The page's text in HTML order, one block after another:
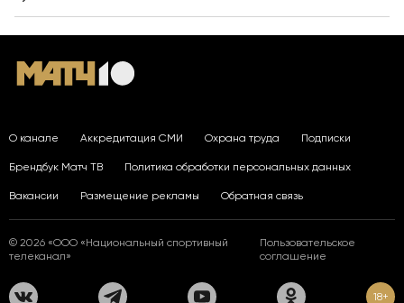
О канале Аккредитация СМИ Охрана труда Подписки
Брендбук Матч ТВ Политика обработки персональных данных
Вакансии Размещение рекламы Обратная связь
© 2026 «ООО «Национальный спортивный
телеканал»
Пользовательское
соглашение
18+